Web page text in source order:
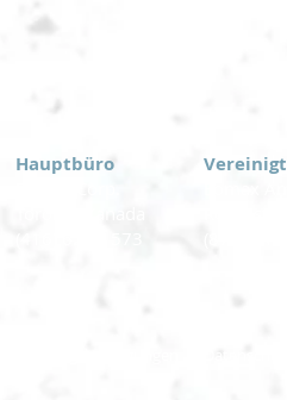
Hauptbüro